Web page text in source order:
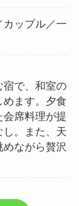
カップル／一
宿で、和室の
ます。夕食
席料理が提
。また、天
ながら贅沢